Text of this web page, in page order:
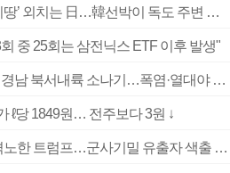
[속보] 여전히 ‘독도는 우리땅’ 외치는 日…韓선박이 독도 주변 해양조사 활동하자 반발
중 25회는 삼전닉스 ETF 이후 발생"
부산 울산 경남 구름 많고 경남 북서내륙 소나기…폭염·열대야 계속
ℓ당 1849원… 전주보다 3원 ↓
‘탄약 부족 사태’ 보도에 격노한 트럼프…군사기밀 유출자 색출 지시